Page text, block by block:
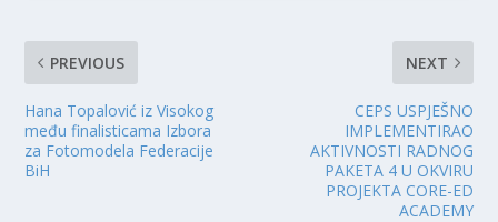
PREVIOUS
Hana Topalović iz Visokog
među finalisticama Izbora
za Fotomodela Federacije
BiH
NEXT
CEPS USPJEŠNO
IMPLEMENTIRAO
AKTIVNOSTI RADNOG
PAKETA 4 U OKVIRU
PROJEKTA CORE-ED
ACADEMY